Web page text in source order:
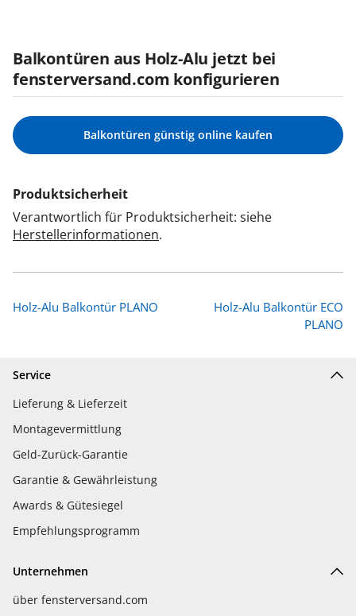
Balkontüren aus Holz-Alu jetzt bei
fensterversand.com konfigurieren
Balkontüren günstig online kaufen
Produktsicherheit
Verantwortlich für Produktsicherheit: siehe
Herstellerinformationen.
Holz-Alu Balkontür PLANO
Holz-Alu Balkontür ECO
PLANO
Service
Lieferung & Lieferzeit
Montagevermittlung
Geld-Zurück-Garantie
Garantie & Gewährleistung
Awards & Gütesiegel
Empfehlungsprogramm
Unternehmen
über fensterversand.com